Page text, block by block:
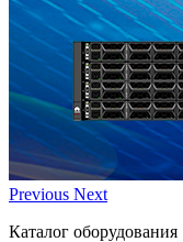
Previous Next
Каталог оборудования